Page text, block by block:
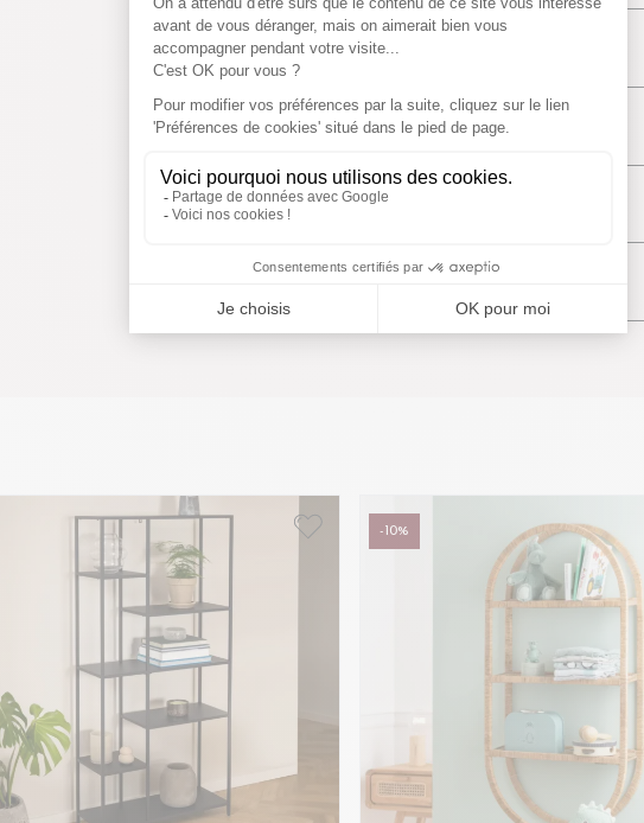
Fiche technique
Colis
Caractéristiques
Avis
-10%